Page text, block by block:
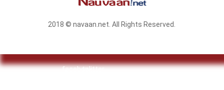
2018 © navaan.net. All Rights Reserved.
facebooktwitter